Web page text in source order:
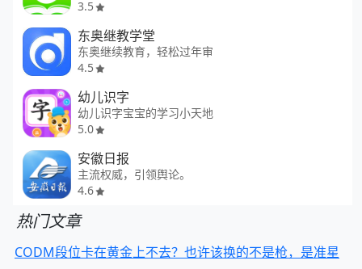
3.5
东奥继教学堂
东奥继续教育，轻松过年审
4.5
幼儿识字
幼儿识字宝宝的学习小天地
5.0
安徽日报
主流权威，引领舆论。
4.6
热门文章
CODM段位卡在黄金上不去？也许该换的不是枪，是准星